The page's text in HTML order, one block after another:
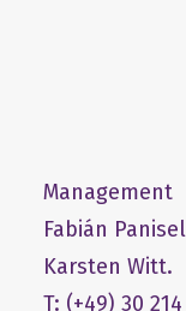
Management
Fabián
Karsten Witt.
T: (+49) 30